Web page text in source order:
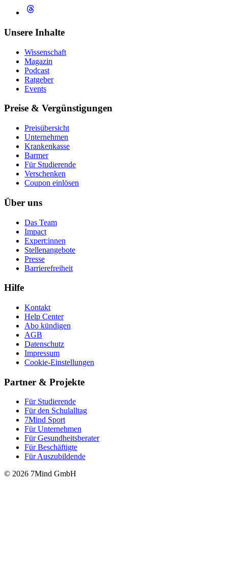
Unsere Inhalte
Wissenschaft
Magazin
Podcast
Ratgeber
Events
Preise & Vergünstigungen
Preisübersicht
Unternehmen
Krankenkasse
Barmer
Für Studierende
Ver­schen­ken
Coupon einlösen
Über uns
Das Team
Impact
Expert:innen
Stellenangebote
Presse
Barrierefreiheit
Hilfe
Kontakt
Help Center
Abo kündigen
AGB
Datenschutz
Impressum
Cookie-Einstellungen
Partner & Projekte
Für Stu­die­rende
Für den Schulalltag
7Mind Sport
Für Unter­neh­men
Für Gesund­heits­be­ra­ter
Für Beschäftigte
Für Auszubildende
© 2026 7Mind GmbH